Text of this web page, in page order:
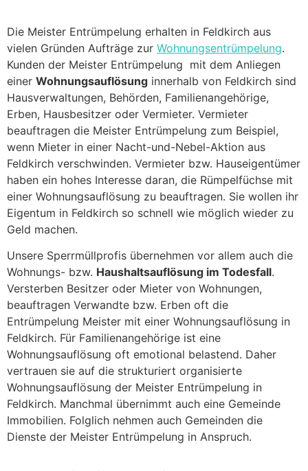
Die Meister Entrümpelung erhalten in Feldkirch aus
vielen Gründen Aufträge zur Wohnungsentrümpelung.
Kunden der Meister Entrümpelung mit dem Anliegen
einer Wohnungsauflösung innerhalb von Feldkirch sind
Hausverwaltungen, Behörden, Familienangehörige,
Erben, Hausbesitzer oder Vermieter. Vermieter
beauftragen die Meister Entrümpelung zum Beispiel,
wenn Mieter in einer Nacht-und-Nebel-Aktion aus
Feldkirch verschwinden. Vermieter bzw. Hauseigentümer
haben ein hohes Interesse daran, die Rümpelfüchse mit
einer Wohnungsauflösung zu beauftragen. Sie wollen ihr
Eigentum in Feldkirch so schnell wie möglich wieder zu
Geld machen.
Unsere Sperrmüllprofis übernehmen vor allem auch die
Wohnungs- bzw. Haushaltsauflösung im Todesfall.
Versterben Besitzer oder Mieter von Wohnungen,
beauftragen Verwandte bzw. Erben oft die
Entrümpelung Meister mit einer Wohnungsauflösung in
Feldkirch. Für Familienangehörige ist eine
Wohnungsauflösung oft emotional belastend. Daher
vertrauen sie auf die strukturiert organisierte
Wohnungsauflösung der Meister Entrümpelung in
Feldkirch. Manchmal übernimmt auch eine Gemeinde
Immobilien. Folglich nehmen auch Gemeinden die
Dienste der Meister Entrümpelung in Anspruch.